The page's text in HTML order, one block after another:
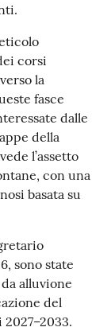
corsi
la
fasce
dalle
della
l’assetto
con una
basata su
sono state
alluvione
del